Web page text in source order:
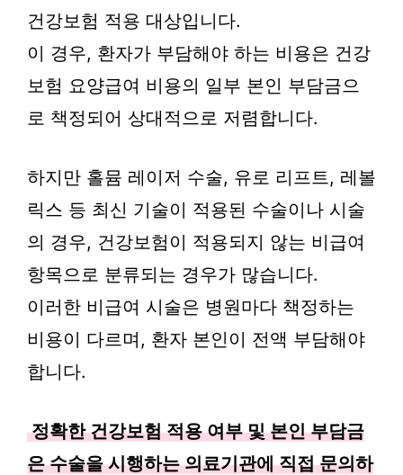
건강보험 적용 대상입니다.
이 경우, 환자가 부담해야 하는 비용은 건강
보험 요양급여 비용의 일부 본인 부담금으
로 책정되어 상대적으로 저렴합니다.
하지만 홀뮴 레이저 수술, 유로 리프트, 레볼
릭스 등 최신 기술이 적용된 수술이나 시술
의 경우, 건강보험이 적용되지 않는 비급여
항목으로 분류되는 경우가 많습니다.
이러한 비급여 시술은 병원마다 책정하는
비용이 다르며, 환자 본인이 전액 부담해야
합니다.
정확한 건강보험 적용 여부 및 본인 부담금
은 수술을 시행하는 의료기관에 직접 문의하